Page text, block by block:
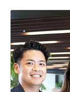
お問い